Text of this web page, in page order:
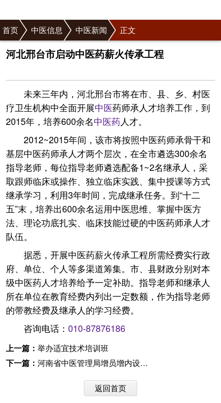
首页 中医信息 中医新闻 正文
河北邢台市启动中医药薪火传承工程
未来三年内，河北邢台市将在市、县、乡、村医
疗卫生机构中全面开展中医药师承人才培养工作，到
2015年，培养600余名中医药人才。
2012~2015年间，该市将按照中医药师承骨干和
基层中医药师承人才两个层次，在全市遴选300余名
指导老师，每位指导老师遴选配备1~2名继承人，采
取跟师临床或操作、独立临床实践、集中授课等方式
继承学习，利用3年时间，完成继承任务。到“十二
五”末，培养出600余名运用中医思维、掌握中医方
法、理论功底扎实、临床技能过硬的中医药师承人才
队伍。
据悉，开展中医药薪火传承工程所需经费实行政
府、单位、个人等多渠道筹集。市、县财政分别对本
级中医药人才培养给予一定补助。指导老师和继承人
所在单位在教育经费内列出一定数额，作为指导老师
的带教经费及继承人的学习经费。
咨询电话： 010-87876186
上一篇： 举办适宜技术培训班
下一篇： 河南省中医管理局增员增内设机构
返回首页